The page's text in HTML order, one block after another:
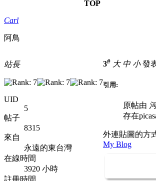
TOP
Carl
阿鳥
站長
UID
5
帖子
8315
來自
永遠的東台灣
在線時間
3920 小時
註冊時間
3# 大 中 小發
引用:
原帖由
存在
外連貼圖的方
My Blog